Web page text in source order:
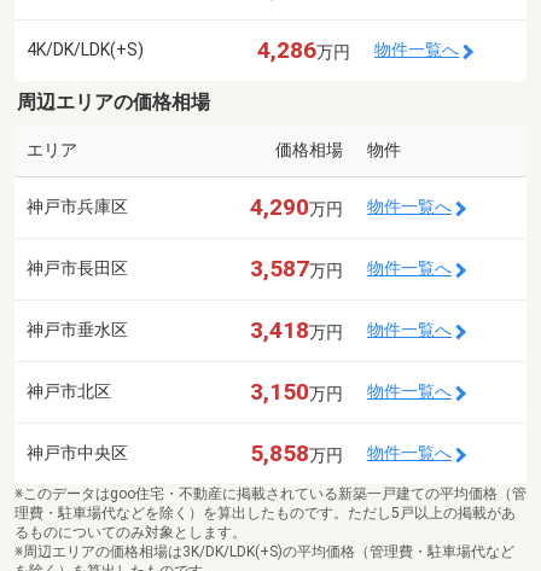
4K/DK/LDK(+S) 4,286万円 物件一覧へ
周辺エリアの価格相場
エリア 価格相場 物件
神戸市兵庫区 4,290万円 物件一覧へ
神戸市長田区 3,587万円 物件一覧へ
神戸市垂水区 3,418万円 物件一覧へ
神戸市北区 3,150万円 物件一覧へ
神戸市中央区 5,858万円 物件一覧へ
※このデータはgoo住宅・不動産に掲載されている新築一戸建ての平均価格（管
理費・駐車場代などを除く）を算出したものです。ただし5戸以上の掲載があ
るものについてのみ対象とします。
※周辺エリアの価格相場は3K/DK/LDK(+S)の平均価格（管理費・駐車場代など